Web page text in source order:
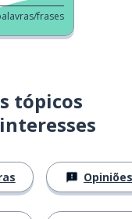
frases
tópicos
Opiniões